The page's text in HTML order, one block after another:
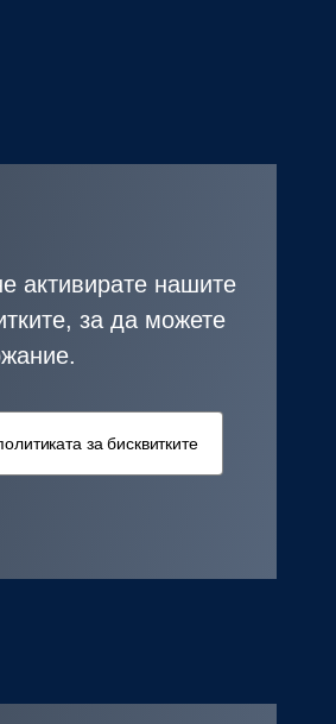
активирате нашите
за да можете
за бисквитките